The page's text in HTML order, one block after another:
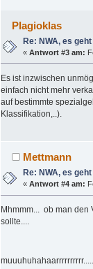
Plagioklas
Re: NWA, es
«Antwort #3 am:
Es ist inzwischen
einfach nicht mehr
auf bestimmte
Klassifikation,..).
Mettmann
Re: NWA, es
«Antwort #4 am:
Mhmmm... ob man den
sollte....